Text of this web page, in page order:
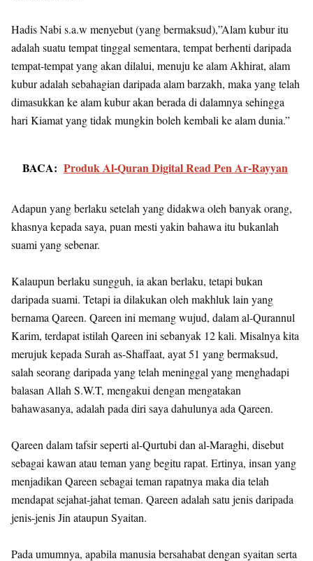
Hadis Nabi s.a.w menyebut (yang bermaksud),”Alam kubur itu
adalah suatu tempat tinggal sementara, tempat berhenti daripada
tempat-tempat yang akan dilalui, menuju ke alam Akhirat, alam
kubur adalah sebahagian daripada alam barzakh, maka yang telah
dimasukkan ke alam kubur akan berada di dalamnya sehingga
hari Kiamat yang tidak mungkin boleh kembali ke alam dunia.”
BACA: Produk Al-Quran Digital Read Pen Ar-Rayyan
Adapun yang berlaku setelah yang didakwa oleh banyak orang,
khasnya kepada saya, puan mesti yakin bahawa itu bukanlah
suami yang sebenar.
Kalaupun berlaku sungguh, ia akan berlaku, tetapi bukan
daripada suami. Tetapi ia dilakukan oleh makhluk lain yang
bernama Qareen. Qareen ini memang wujud, dalam al-Qurannul
Karim, terdapat istilah Qareen ini sebanyak 12 kali. Misalnya kita
merujuk kepada Surah as-Shaffaat, ayat 51 yang bermaksud,
salah seorang daripada yang telah meninggal yang menghadapi
balasan Allah S.W.T, mengakui dengan mengatakan
bahawasanya, adalah pada diri saya dahulunya ada Qareen.
Qareen dalam tafsir seperti al-Qurtubi dan al-Maraghi, disebut
sebagai kawan atau teman yang begitu rapat. Ertinya, insan yang
menjadikan Qareen sebagai teman rapatnya maka dia telah
mendapat sejahat-jahat teman. Qareen adalah satu jenis daripada
jenis-jenis Jin ataupun Syaitan.
Pada umumnya, apabila manusia bersahabat dengan syaitan serta